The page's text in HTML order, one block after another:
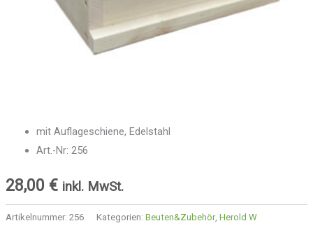
mit Auflageschiene, Edelstahl
Art.-Nr: 256
28,00 € inkl. MwSt.
Artikelnummer: 256 Kategorien: Beuten&Zubehör, Herold W